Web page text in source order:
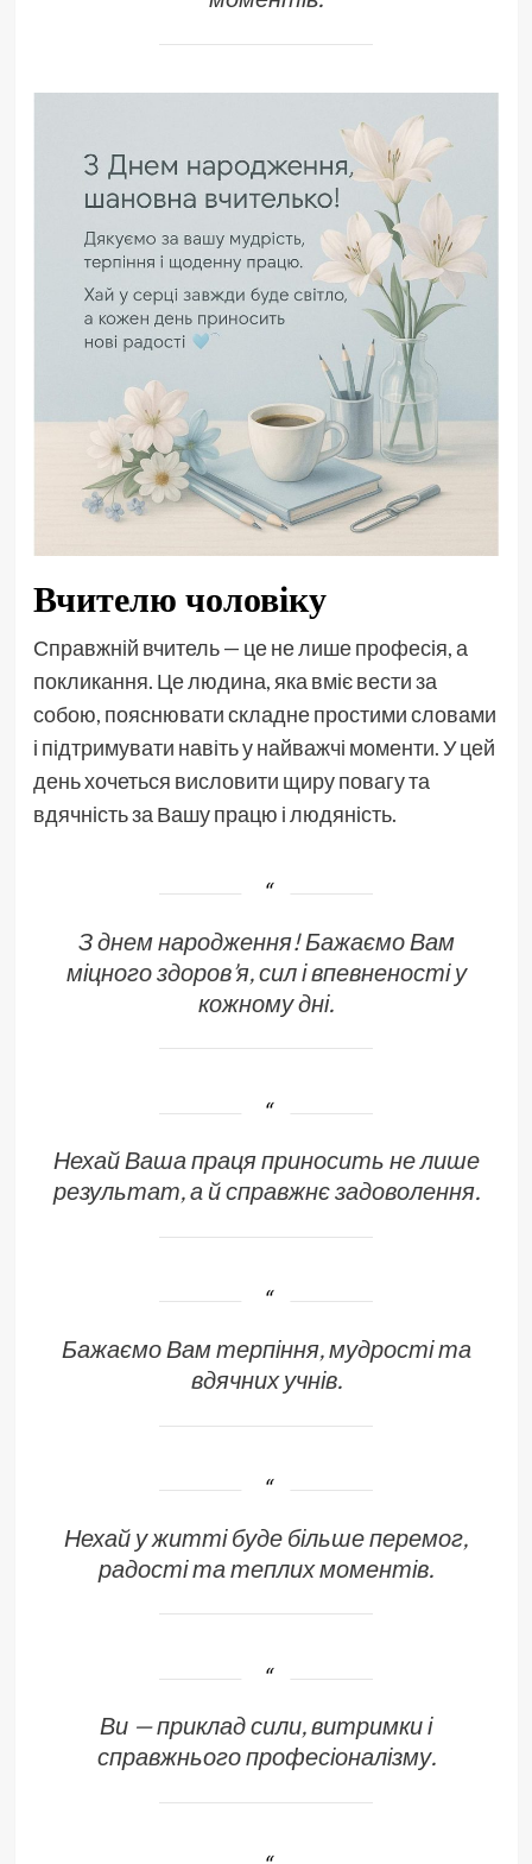
Вчителю чоловіку
Справжній вчитель — це не лише професія, а
покликання. Це людина, яка вміє вести за
собою, пояснювати складне простими словами
і підтримувати навіть у найважчі моменти. У цей
день хочеться висловити щиру повагу та
вдячність за Вашу працю і людяність.
З днем народження! Бажаємо Вам
міцного здоров’я, сил і впевненості у
кожному дні.
Нехай Ваша праця приносить не лише
результат, а й справжнє задоволення.
Бажаємо Вам терпіння, мудрості та
вдячних учнів.
Нехай у житті буде більше перемог,
радості та теплих моментів.
Ви — приклад сили, витримки і
справжнього професіоналізму.